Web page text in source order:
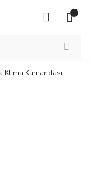
Klima Kumandası